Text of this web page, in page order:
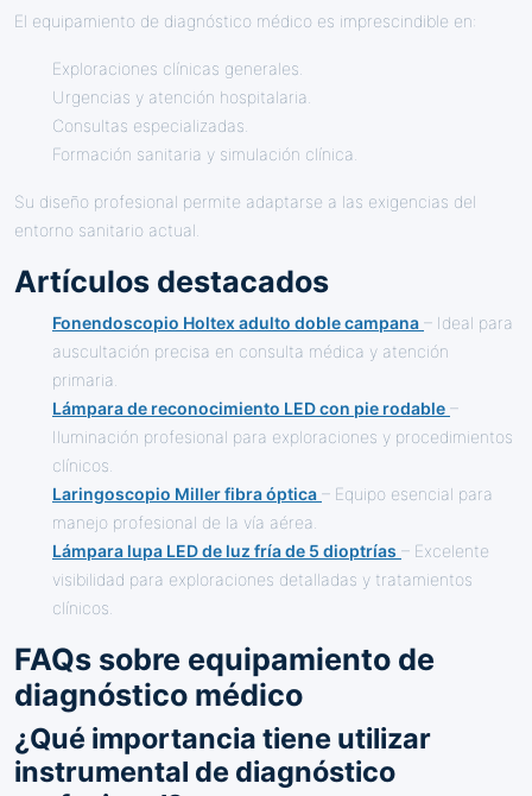
El equipamiento de diagnóstico médico es imprescindible en:
Exploraciones clínicas generales.
Urgencias y atención hospitalaria.
Consultas especializadas.
Formación sanitaria y simulación clínica.
Su diseño profesional permite adaptarse a las exigencias del
entorno sanitario actual.
Artículos destacados
Fonendoscopio Holtex adulto doble campana – Ideal para
auscultación precisa en consulta médica y atención
primaria.
Lámpara de reconocimiento LED con pie rodable –
Iluminación profesional para exploraciones y procedimientos
clínicos.
Laringoscopio Miller fibra óptica – Equipo esencial para
manejo profesional de la vía aérea.
Lámpara lupa LED de luz fría de 5 dioptrías – Excelente
visibilidad para exploraciones detalladas y tratamientos
clínicos.
FAQs sobre equipamiento de
diagnóstico médico
¿Qué importancia tiene utilizar
instrumental de diagnóstico